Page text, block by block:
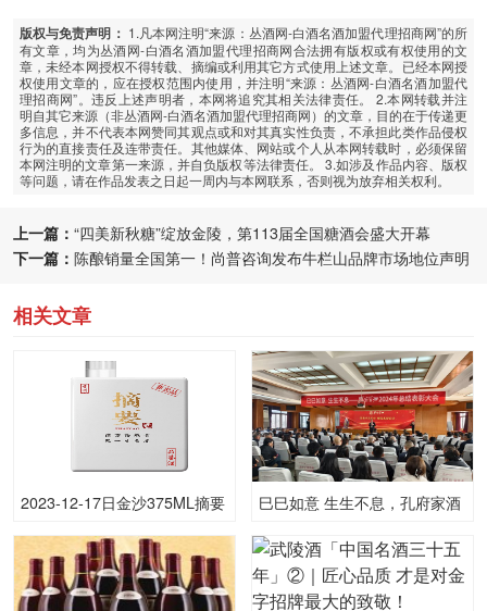
版权与免责声明： 1.凡本网注明“来源：丛酒网-白酒名酒加盟代理招商网”的所
有文章，均为丛酒网-白酒名酒加盟代理招商网合法拥有版权或有权使用的文
章，未经本网授权不得转载、摘编或利用其它方式使用上述文章。已经本网授
权使用文章的，应在授权范围内使用，并注明“来源：丛酒网-白酒名酒加盟代
理招商网”。违反上述声明者，本网将追究其相关法律责任。 2.本网转载并注
明自其它来源（非丛酒网-白酒名酒加盟代理招商网）的文章，目的在于传递更
多信息，并不代表本网赞同其观点或和对其真实性负责，不承担此类作品侵权
行为的直接责任及连带责任。其他媒体、网站或个人从本网转载时，必须保留
本网注明的文章第一来源，并自负版权等法律责任。 3.如涉及作品内容、版权
等问题，请在作品发表之日起一周内与本网联系，否则视为放弃相关权利。
上一篇： “四美新秋糖”绽放金陵，第113届全国糖酒会盛大开幕
下一篇： 陈酿销量全国第一！尚普咨询发布牛栏山品牌市场地位声明
相关文章
2023-12-17日金沙375ML摘要
沙批发参考价格335一瓶
巳巳如意 生生不息，孔府家酒